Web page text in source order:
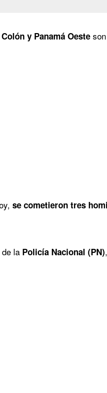
y Panamá Oeste
se cometieron tres
la Policía Nacional (PN)